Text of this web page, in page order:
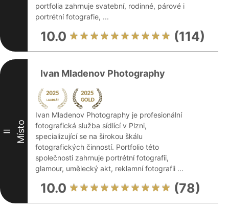
portfolia zahrnuje svatební, rodinné, párové i
portrétní fotografie, ...
10.0 (114)
II Místo
Ivan Mladenov Photography
Ivan Mladenov Photography je profesionální
fotografická služba sídlící v Plzni,
specializující se na širokou škálu
fotografických činností. Portfolio této
společnosti zahrnuje portrétní fotografii,
glamour, umělecký akt, reklamní fotografii ...
10.0 (78)